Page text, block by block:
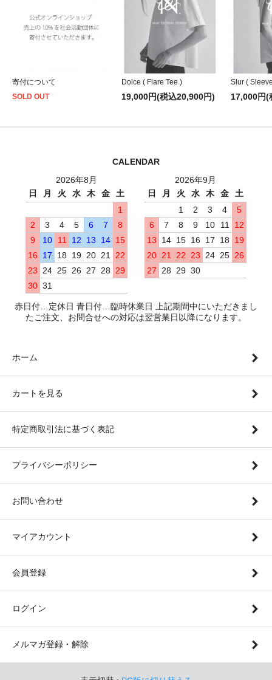
寄付について
SOLD OUT
Dolce ( Flare Tee )
19,000円(税込20,900円)
Slur (
17,000円(
CALENDAR
2026年8月
日
月 火 水 木 金
土
1
2
3 4 5 6 7
8
9
10 11 12 13 14 15
16
17 18 19 20 21
22
23
24 25 26 27 28
29
30 31
2026年9月
日
月 火 水 木 金
土
1
2 3 4
5
6
7 8 9 10 11
12
13
14 15 16 17 18
19
20 21 22 23 24 25 26
27
28 29 30
赤日付…定休日 青日付…臨時休業日 上記期間中にいただきまし
たご注文、お問合せへの対応は翌営業日以降になります。
ホーム
カートを見る
特定商取引法に基づく表記
プライバシーポリシー
お問い合わせ
マイアカウント
会員登録
ログイン
メルマガ登録・解除